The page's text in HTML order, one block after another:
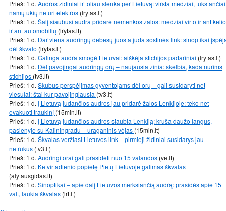
Prieš: 1 d. Audros židiniai ir toliau slenka per Lietuvą: virsta medžiai, tūkstančiai
namų ūkių neturi elektros (lrytas.lt)
Prieš: 1 d. Šalį siaubusi audra pridarė nemenkos žalos: medžiai virto ir ant
ir ant automobilių (lrytas.lt)
Prieš: 1 d. Dar viena audringų debesų juosta juda sostinės link: sinoptikai
dėl škvalo (lrytas.lt)
Prieš: 1 d. Galinga audra smogė Lietuvai: aiškėja stichijos padariniai (lrytas.lt)
Prieš: 1 d. Dėl pavojingai audringų orų – naujausia žinia: skelbia, kada nurims
stichijos (tv3.lt)
Prieš: 1 d. Skubus perspėjimas gyventojams dėl orų – gali susidaryti net
viesulai: štai kur pavojingiausia (tv3.lt)
Prieš: 1 d. Į Lietuvą judančios audros jau pridarė žalos Lenkijoje: teko net
evakuoti traukinį (15min.lt)
Prieš: 1 d. Į Lietuvą judančios audros siaubia Lenkiją: kruša daužo langus,
pasienyje su Kaliningradu – uraganinis vėjas (15min.lt)
Prieš: 1 d. Škvalas veržiasi Lietuvos link – pirmieji židiniai susidarys jau
netrukus (tv3.lt)
Prieš: 1 d. Audringi orai gali prasidėti nuo 15 valandos (ve.lt)
Prieš: 1 d. Ketvirtadienio popietę Pietų Lietuvoje galimas škvalas
(alytausgidas.lt)
Prieš: 1 d. Sinoptikai – apie dalį Lietuvos merksiančią audrą: prasidės apie 15
val., laukia škvalas (lrt.lt)